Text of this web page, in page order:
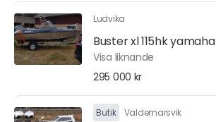
Ludvika
Buster xl 115hk yamaha
Visa liknande
295 000 kr
Butik Valdemarsvik